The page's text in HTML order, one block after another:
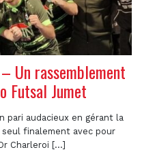
– Un rassemblement
Futsal Jumet
pari audacieux en gérant la
finalement avec pour
Charleroi [...]